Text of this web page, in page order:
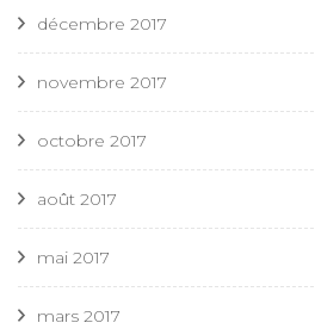
décembre 2017
novembre 2017
octobre 2017
août 2017
mai 2017
mars 2017